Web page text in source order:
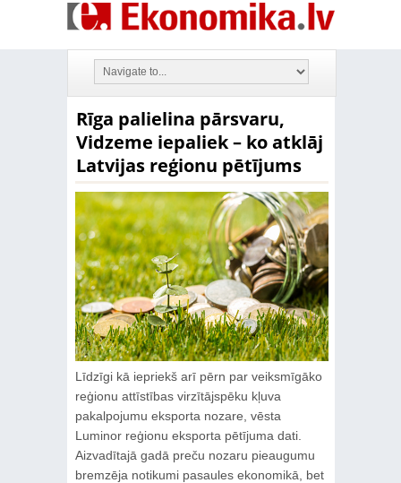
Rīga palielina pārsvaru,
Vidzeme iepaliek – ko atklāj
Latvijas reģionu pētījums
Līdzīgi kā iepriekš arī pērn par veiksmīgāko
reģionu attīstības virzītājspēku kļuva
pakalpojumu eksporta nozare, vēsta
Luminor reģionu eksporta pētījuma dati.
Aizvadītajā gadā preču nozaru pieaugumu
bremzēja notikumi pasaules ekonomikā, bet